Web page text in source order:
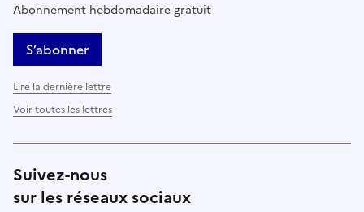
Abonnement hebdomadaire gratuit
S’abonner
Lire la dernière lettre
Voir toutes les lettres
Suivez-nous
sur les réseaux sociaux